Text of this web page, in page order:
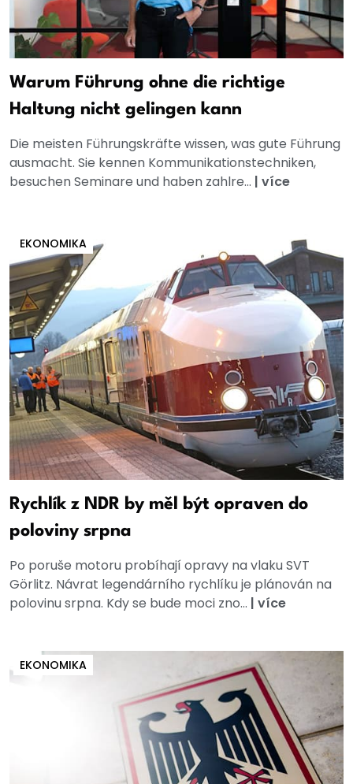
Warum Führung ohne die richtige
Haltung nicht gelingen kann
Die meisten Führungskräfte wissen, was gute Führung
ausmacht. Sie kennen Kommunikationstechniken,
besuchen Seminare und haben zahlre... | více
EKONOMIKA
Rychlík z NDR by měl být opraven do
poloviny srpna
Po poruše motoru probíhají opravy na vlaku SVT
Görlitz. Návrat legendárního rychlíku je plánován na
polovinu srpna. Kdy se bude moci zno... | více
EKONOMIKA